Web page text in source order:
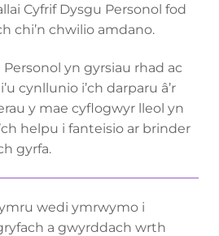
Cyfrif Dysgu Personol fod
chi’n chwilio amdano.
yn gyrsiau rhad ac
cynllunio i’ch darparu â’r
y mae cyflogwyr lleol yn
helpu i fanteisio ar brinder
gyrfa.
wedi ymrwymo i
a gwyrddach wrth